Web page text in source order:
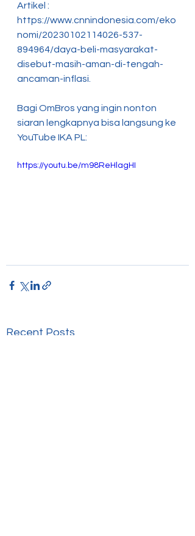
Artikel :
https://www.cnnindonesia.com/eko
nomi/20230102114026-537-
894964/daya-beli-masyarakat-
disebut-masih-aman-di-tengah-
ancaman-inflasi.
Bagi OmBros yang ingin nonton
siaran lengkapnya bisa langsung ke
YouTube IKA PL:
https://youtu.be/m98ReHlagHI
Recent Posts